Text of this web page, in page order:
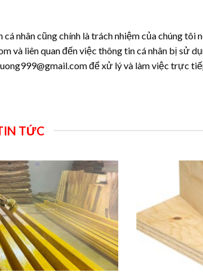
nhân cũng chính là trách nhiệm của chúng
và liên quan đến việc thông tin cá nhân bị sử
để xử lý và làm việc trực
TỨC